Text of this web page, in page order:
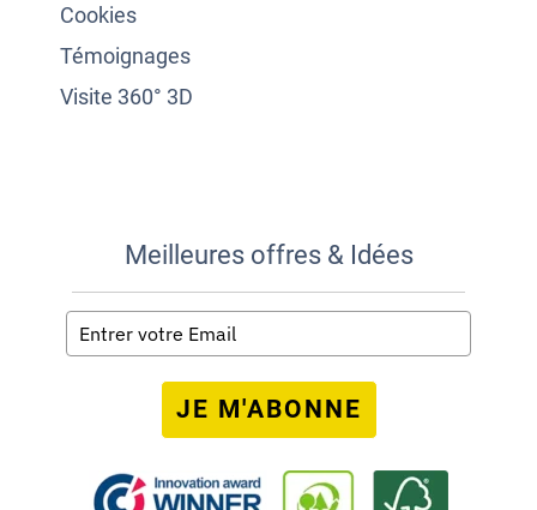
Cookies
Témoignages
Visite 360° 3D
Meilleures offres & Idées
JE M'ABONNE